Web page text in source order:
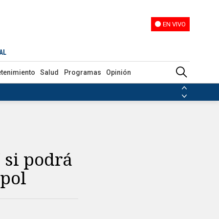
EN VIVO
Salud Programas Opinión
si podrá